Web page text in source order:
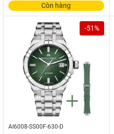
Còn hàng
-51%
AI6008-SS00F-630-D